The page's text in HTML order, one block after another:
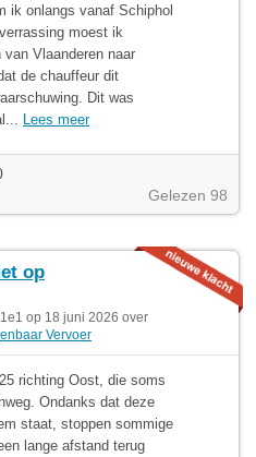
ik onlangs vanaf Schiphol
moest ik
Vlaanderen naar
de chauffeur dit
Dit was
Lees meer
Gelezen 98
op
op 18 juni 2026 over
Vervoer
richting Oost, die soms
Ondanks dat deze
staat, stoppen sommige
lange afstand terug